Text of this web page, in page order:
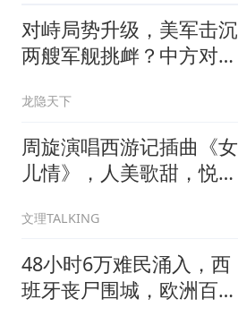
对峙局势升级，美军击沉
两艘军舰挑衅？中方对美
龙隐天下
周旋演唱西游记插曲《女
儿情》，人美歌甜，悦耳
文理TALKING
48小时6万难民涌入，西
班牙丧尸围城，欧洲百年